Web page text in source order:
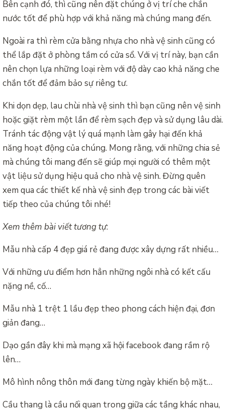
Bên cạnh đó, thì cũng nên đặt chúng ở vị trí che chắn
nước tốt để phù hợp với khả năng mà chúng mang đến.
Ngoài ra thì rèm cửa bằng nhựa cho nhà vệ sinh cũng có
thể lắp đặt ở phòng tắm có cửa sổ. Với vị trí này, bạn cần
nên chọn lựa những loại rèm với độ dày cao khả năng che
chắn tốt để đảm bảo sự riêng tư.
Khi dọn dẹp, lau chùi nhà vệ sinh thì bạn cũng nên vệ sinh
hoặc giặt rèm một lần để rèm sạch đẹp và sử dụng lâu dài.
Tránh tác động vật lý quá mạnh làm gây hại đến khả
năng hoạt động của chúng. Mong rằng, với những chia sẻ
mà chúng tôi mang đến sẽ giúp mọi người có thêm một
vật liệu sử dụng hiệu quả cho nhà vệ sinh. Đừng quên
xem qua các thiết kế nhà vệ sinh đẹp trong các bài viết
tiếp theo của chúng tôi nhé!
Xem thêm bài viết tương tự:
Mẫu nhà cấp 4 đẹp giá rẻ đang được xây dựng rất nhiều…
Với những ưu điểm hơn hẳn những ngôi nhà có kết cấu
nặng nề, cố…
Mẫu nhà 1 trệt 1 lầu đẹp theo phong cách hiện đại, đơn
giản đang…
Dạo gần đây khi mà mạng xã hội facebook đang rầm rộ
lên…
Mô hình nông thôn mới đang từng ngày khiến bộ mặt…
Cầu thang là cầu nối quan trong giữa các tầng khác nhau,